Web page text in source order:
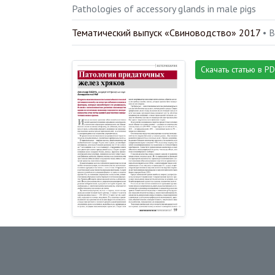
Pathologies of accessory glands in male pigs
Тематический выпуск «Свиноводство» 2017 •
Скачать статью в